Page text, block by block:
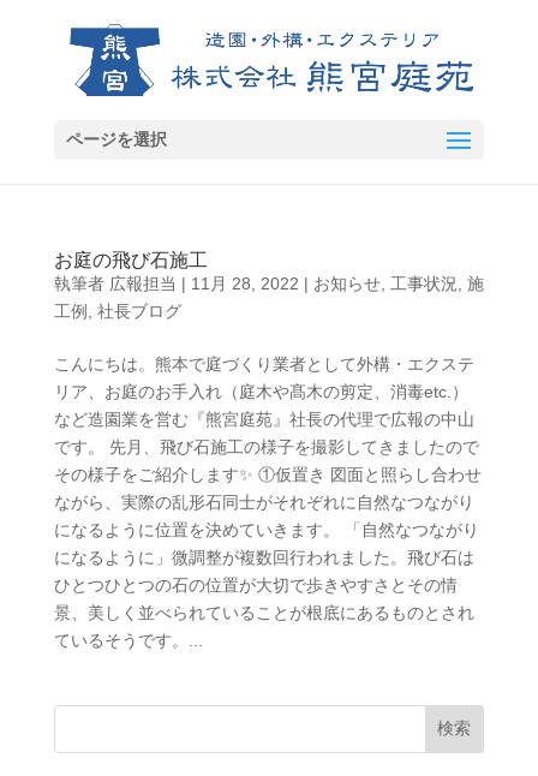
ページを選択
お庭の飛び石施工
執筆者 広報担当 | 11月 28, 2022 | お知らせ, 工事状況
施
工例
社長ブログ
こんにちは。熊本で庭づくり業者として外構・エクステ
リア、お庭のお手入れ（庭木や髙木の剪定、消毒etc.）
など造園業を営む『熊宮庭苑』社長の代理で広報の中山
です。 先月、飛び石施工の様子を撮影してきましたので
その様子をご紹介します✨ ①仮置き 図面と照らし合わせ
ながら、実際の乱形石同士がそれぞれに自然なつながり
になるように位置を決めていきます。 「自然なつながり
になるように」微調整が複数回行われました。飛び石は
ひとつひとつの石の位置が大切で歩きやすさとその情
景、美しく並べられていることが根底にあるものとされ
ているそうです。...